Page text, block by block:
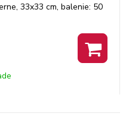
33x33 cm, balenie: 50